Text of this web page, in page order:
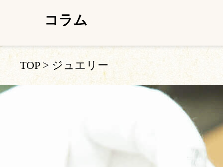
コラム
TOP> ジュエリー